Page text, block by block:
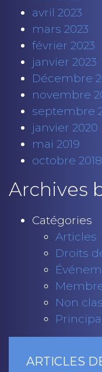
avril 2023
mars 2023
février 2023
janvier 2023
Décembre
novembre
septembre
janvier 2020
mai 2019
octobre 2018
Archives
Catégories
Articles
Droits
Non
ARTICLES